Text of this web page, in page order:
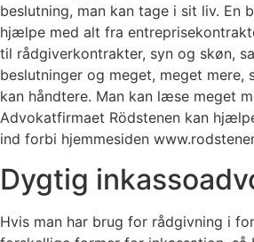
beslutning, man kan tage i sit liv. En
hjælpe med alt fra
til rådgiverkontrakter, syn og skøn,
beslutninger og meget, meget mere,
kan håndtere. Man kan læse meget
Advokatfirmaet Rödstenen kan
ind forbi hjemmesiden
Dygtig
Hvis man har brug for rådgivning i